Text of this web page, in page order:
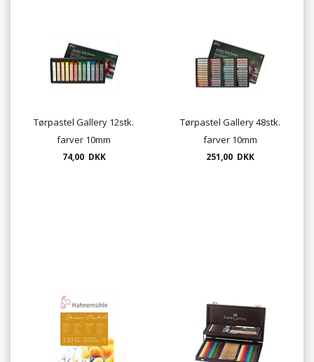
Tørpastel Gallery 12stk.
farver 10mm
74,00 DKK
Tørpastel Gallery 48stk.
farver 10mm
251,00 DKK